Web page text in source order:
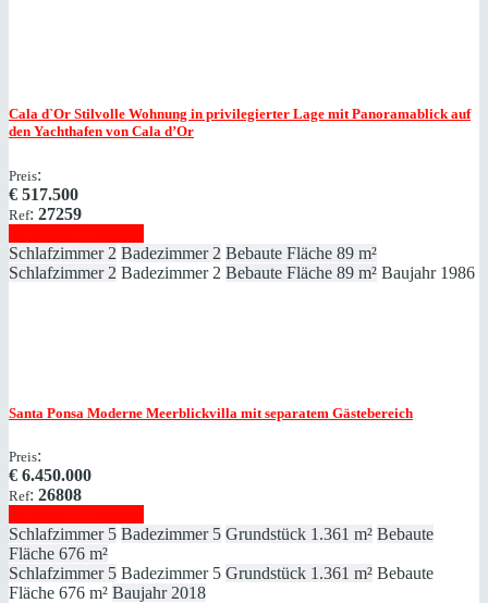
Cala d`Or Stilvolle Wohnung in privilegierter Lage mit Panoramablick auf
den Yachthafen von Cala d’Or
Preis:
€ 517.500
Ref: 27259
Schlafzimmer 2 Badezimmer 2 Bebaute Fläche 89 m²
Schlafzimmer 2 Badezimmer 2 Bebaute Fläche 89 m² Baujahr 1986
Santa Ponsa Moderne Meerblickvilla mit separatem Gästebereich
Preis:
€ 6.450.000
Ref: 26808
Schlafzimmer 5 Badezimmer 5 Grundstück 1.361 m² Bebaute
Fläche 676 m²
Schlafzimmer 5 Badezimmer 5 Grundstück 1.361 m² Bebaute
Fläche 676 m² Baujahr 2018